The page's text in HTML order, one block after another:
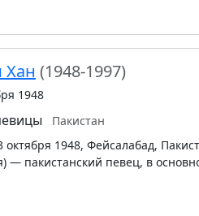
Хан (1948-1997)
1948
Пакистан
октября 1948, Фейсалабад,
— пакистанский певец, в